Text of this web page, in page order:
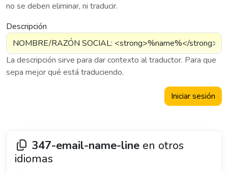
no se deben eliminar, ni traducir.
Descripción
La descripción sirve para dar contexto al traductor. Para que
sepa mejor qué está traduciendo.
Iniciar sesión
347-email-name-line en otros
idiomas